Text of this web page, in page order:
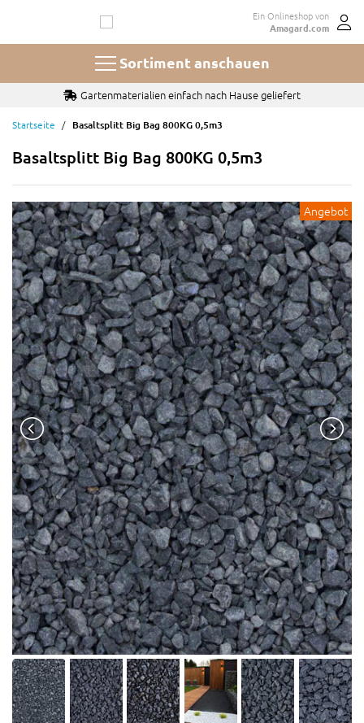
springen
Ein Onlineshop von
Amagard.com
Sortiment anschauen
Gartenmaterialien einfach nach Hause geliefert
Startseite Basaltsplitt Big Bag 800KG 0,5m3
Basaltsplitt Big Bag 800KG 0,5m3
Angebot